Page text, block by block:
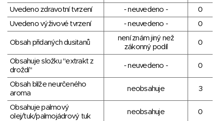
Uvedeno zdravotní tvrzení - neuvedeno -
0
Uvedeno výživové tvrzení
- neuvedeno - 0
Obsah přidaných dusitanů
není znám jiný než
zákonný podíl
0
Obsahuje složku "extrakt z
droždí"
- neuvedeno - 0
Obsah blíže neurčeného
aroma
neobsahuje 3
Obsahuje palmový
olej/tuk/palmojádrový tuk
neobsahuje 0